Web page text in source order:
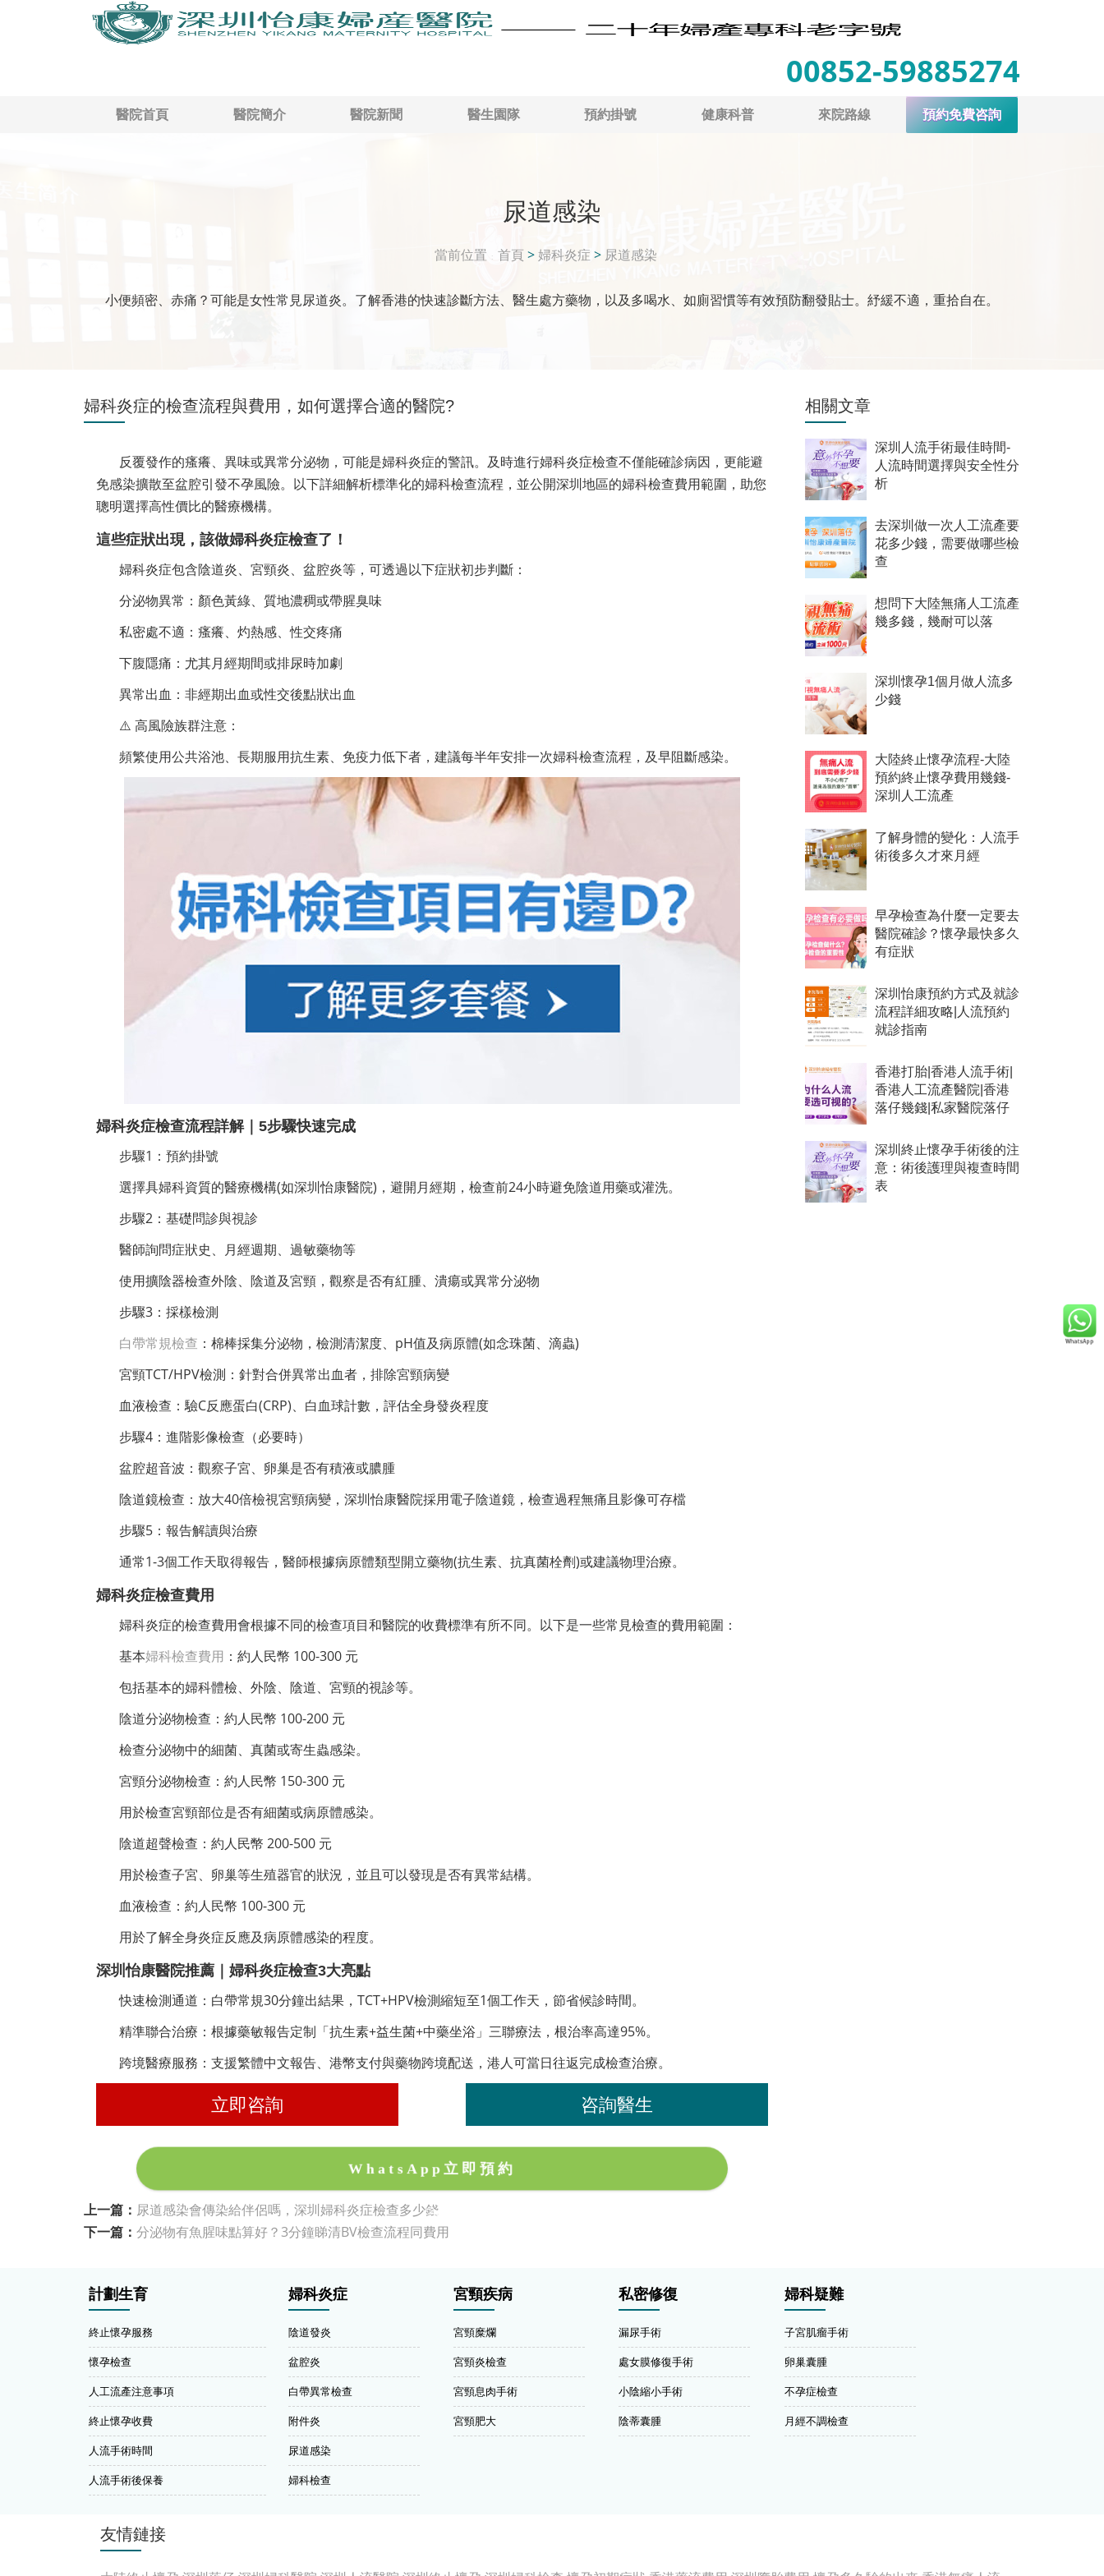
00852-59885274
醫院首頁 醫院簡介 醫院新聞 醫生園隊 預約掛號 健康科普 來院路線 預約免費咨詢
尿道感染
當前位置 首頁 >婦科炎症 > 尿道感染
小便頻密、赤痛？可能是女性常見尿道炎。了解香港的快速診斷方法、醫生處方藥物，以及多喝水、如廁習慣等有效預防翻發貼士。紓緩不適，重拾自在。
婦科炎症的檢查流程與費用，如何選擇合適的醫院?
反覆發作的瘙癢、異味或異常分泌物，可能是婦科炎症的警訊。及時進行婦科炎症檢查不僅能確診病因，更能避
免感染擴散至盆腔引發不孕風險。以下詳細解析標準化的婦科檢查流程，並公開深圳地區的婦科檢查費用範圍，助您
聰明選擇高性價比的醫療機構。
這些症狀出現，該做婦科炎症檢查了！
婦科炎症包含陰道炎、宮頸炎、盆腔炎等，可透過以下症狀初步判斷：
分泌物異常：顏色黃綠、質地濃稠或帶腥臭味
私密處不適：瘙癢、灼熱感、性交疼痛
下腹隱痛：尤其月經期間或排尿時加劇
異常出血：非經期出血或性交後點狀出血
⚠️ 高風險族群注意：
頻繁使用公共浴池、長期服用抗生素、免疫力低下者，建議每半年安排一次婦科檢查流程，及早阻斷感染。
婦科炎症檢查流程詳解｜5步驟快速完成
步驟1：預約掛號
選擇具婦科資質的醫療機構(如深圳怡康醫院)，避開月經期，檢查前24小時避免陰道用藥或灌洗。
步驟2：基礎問診與視診
醫師詢問症狀史、月經週期、過敏藥物等
使用擴陰器檢查外陰、陰道及宮頸，觀察是否有紅腫、潰瘍或異常分泌物
步驟3：採樣檢測
白帶常規檢查 ：棉棒採集分泌物，檢測清潔度、pH值及病原體(如念珠菌、滴蟲)
宮頸TCT/HPV檢測：針對合併異常出血者，排除宮頸病變
血液檢查：驗C反應蛋白(CRP)、白血球計數，評估全身發炎程度
步驟4：進階影像檢查（必要時）
盆腔超音波：觀察子宮、卵巢是否有積液或膿腫
陰道鏡檢查：放大40倍檢視宮頸病變，深圳怡康醫院採用電子陰道鏡，檢查過程無痛且影像可存檔
步驟5：報告解讀與治療
通常1-3個工作天取得報告，醫師根據病原體類型開立藥物(抗生素、抗真菌栓劑)或建議物理治療。
婦科炎症檢查費用
婦科炎症的檢查費用會根據不同的檢查項目和醫院的收費標準有所不同。以下是一些常見檢查的費用範圍：
基本婦科檢查費用 ：約人民幣 100-300 元
包括基本的婦科體檢、外陰、陰道、宮頸的視診等。
陰道分泌物檢查：約人民幣 100-200 元
檢查分泌物中的細菌、真菌或寄生蟲感染。
宮頸分泌物檢查：約人民幣 150-300 元
用於檢查宮頸部位是否有細菌或病原體感染。
陰道超聲檢查：約人民幣 200-500 元
用於檢查子宮、卵巢等生殖器官的狀況，並且可以發現是否有異常結構。
血液檢查：約人民幣 100-300 元
用於了解全身炎症反應及病原體感染的程度。
深圳怡康醫院推薦｜婦科炎症檢查3大亮點
快速檢測通道 ： 白帶常規30分鐘出結果，TCT+HPV檢測縮短至1個工作天，節省候診時間。
精準聯合治療 ： 根據藥敏報告定制「抗生素+益生菌+中藥坐浴」三聯療法，根治率高達95%。
跨境醫療服務：支援繁體中文報告、港幣支付與藥物跨境配送，港人可當日往返完成檢查治療。
立即咨詢 咨詢醫生
WhatsApp立即預約
上一篇： 尿道感染會傳染給伴侶嗎，深圳婦科炎症檢查多少錢
下一篇： 分泌物有魚腥味點算好？3分鐘睇清BV檢查流程同費用
相關文章
深圳人流手術最佳時間-
人流時間選擇與安全性分
析
去深圳做一次人工流產要
花多少錢，需要做哪些檢
查
想問下大陸無痛人工流產
幾多錢，幾耐可以落
深圳懷孕1個月做人流多
少錢
大陸終止懷孕流程-大陸
預約終止懷孕費用幾錢-
深圳人工流產
了解身體的變化：人流手
術後多久才來月經
早孕檢查為什麼一定要去
醫院確診？懷孕最快多久
有症狀
深圳怡康預約方式及就診
流程詳細攻略|人流預約
就診指南
香港打胎|香港人流手術|
香港人工流產醫院|香港
落仔幾錢|私家醫院落仔
深圳終止懷孕手術後的注
意：術後護理與複查時間
表
計劃生育
終止懷孕服務
懷孕檢查
人工流產注意事項
終止懷孕收費
人流手術時間
人流手術後保養
婦科炎症
陰道發炎
盆腔炎
白帶異常檢查
附件炎
尿道感染
婦科檢查
宮頸疾病
宮頸糜爛
宮頸炎檢查
宮頸息肉手術
宮頸肥大
私密修復
漏尿手術
處女膜修復手術
小陰縮小手術
陰蒂囊腫
婦科疑難
子宮肌瘤手術
卵巢囊腫
不孕症檢查
月經不調檢查
友情鏈接